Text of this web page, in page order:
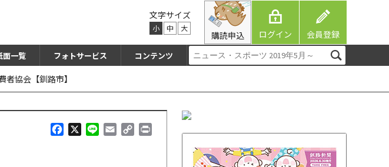
文字サイズ
小 中 大
購読申込 ログイン 会員登録
面一覧 フォトサービス コンテンツ
協会【釧路市】